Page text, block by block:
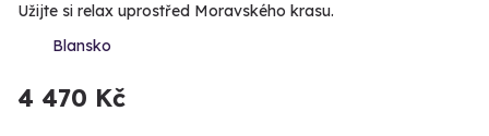
Užijte si relax uprostřed Moravského krasu.
Blansko
4 470 Kč